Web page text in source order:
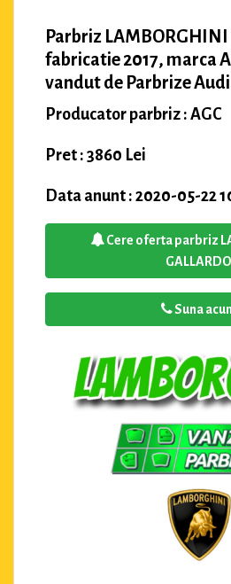
Parbriz LAMBORGHINI
fabricatie 2017, marca
vandut de Parbrize
Producator parbriz : AGC
Pret : 3860 Lei
Data anunt : 2020-05-22
Cere oferta parbriz
GALLARDO
Suna